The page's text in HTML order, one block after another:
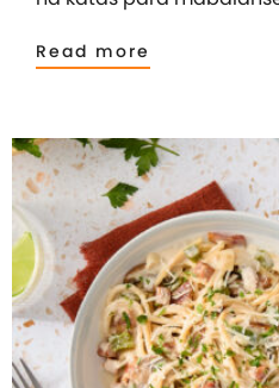
Read more